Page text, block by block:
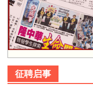
征聘启事